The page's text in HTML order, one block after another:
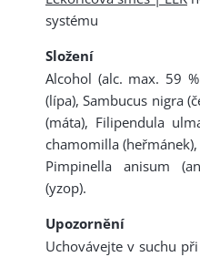
systému
Složení
Alcohol (alc. max. 59
(lípa), Sambucus nigra
(máta), Filipendula
chamomilla
Pimpinella anisum
(yzop).
Upozornění
Uchovávejte v suchu